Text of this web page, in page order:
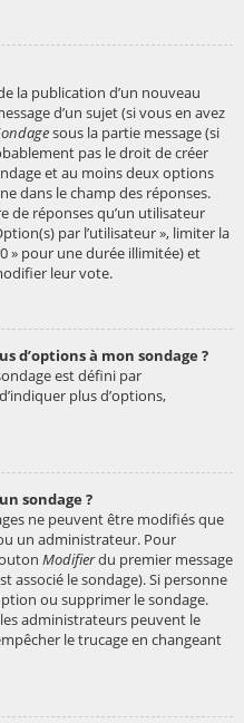
la publication d’un nouveau
d’un sujet (si vous en avez
sous la partie message (si
pas le droit de créer
et au moins deux options
dans le champ des réponses.
de réponses qu’un utilisateur
par l’utilisateur », limiter la
» pour une durée illimitée) et
leur vote.
d’options à mon sondage ?
est défini par
plus d’options,
sondage ?
ne peuvent être modifiés que
un administrateur. Pour
Modifierdu premier message
associé le sondage). Si personne
ou supprimer le sondage.
administrateurs peuvent le
le trucage en changeant